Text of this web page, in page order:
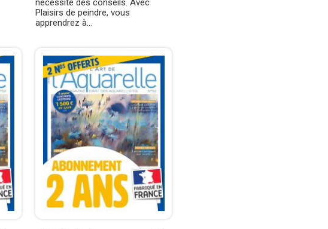
nécessite des conseils. Avec
Plaisirs de peindre, vous
apprendrez à...